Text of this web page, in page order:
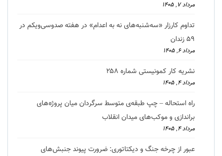
مرداد ۷, ۱۴۰۵
تداوم کارزار «سه‌شنبه‌های نه به اعدام» در هفته صدوسی‌و‌یکم در
۵۹ زندان
مرداد ۶, ۱۴۰۵
نشریه کار کمونیستی شماره ۲۵۸
مرداد ۴, ۱۴۰۵
راه استحاله – چپ طبقه‌ی متوسط سرگردان میان پروژه‌های
براندازی و موکب‌های میدان انقلاب
مرداد ۴, ۱۴۰۵
عبور از چرخه جنگ و دیکتاتوری: ضرورت پیوند جنبش‌های